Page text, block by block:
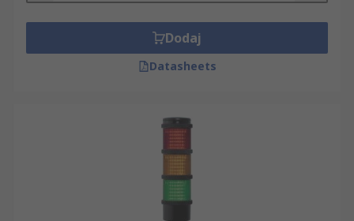
Dodaj
Datasheets